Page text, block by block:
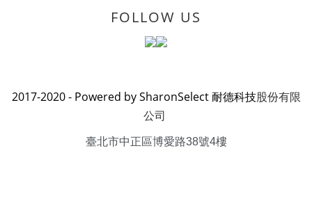
FOLLOW US
2017-2020 - Powered by SharonSelect 耐德科技股份有限
公司
臺北市中正區博愛路38號4樓